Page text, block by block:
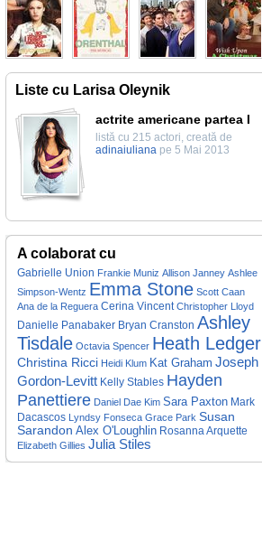
Liste cu Larisa Oleynik
actrite americane partea I
listă cu 215 actori, creată de
adinaiuliana pe 5 Mai 2013
A colaborat cu
Gabrielle Union Frankie Muniz Allison Janney Ashlee
Simpson-Wentz Emma Stone Scott Caan
Ana de la Reguera Cerina Vincent Christopher Lloyd
Danielle Panabaker Bryan Cranston Ashley
Tisdale Octavia Spencer Heath Ledger
Christina Ricci Heidi Klum Kat Graham Joseph
Gordon-Levitt Kelly Stables Hayden
Panettiere Daniel Dae Kim Sara Paxton Mark
Dacascos Lyndsy Fonseca Grace Park Susan
Sarandon Alex O'Loughlin Rosanna Arquette
Elizabeth Gillies Julia Stiles